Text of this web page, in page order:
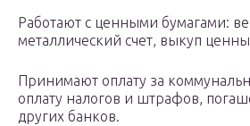
Работают с ценными бумагами:
металлический счет, выкуп
Принимают оплату за
оплату налогов и штрафов,
других банков.